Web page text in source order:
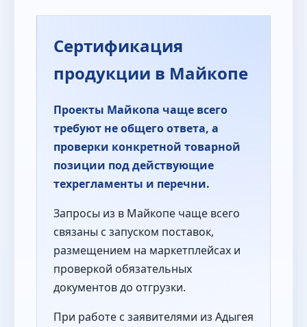
Сертификация
продукции в Майкопе
Проекты Майкопа чаще всего
требуют не общего ответа, а
проверки конкретной товарной
позиции под действующие
техрегламенты и перечни.
Запросы из в Майкопе чаще всего
связаны с запуском поставок,
размещением на маркетплейсах и
проверкой обязательных
документов до отгрузки.
При работе с заявителями из Адыгея